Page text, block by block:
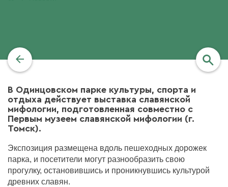
найти
В Одинцовском парке культуры, спорта и
отдыха действует выставка славянской
мифологии, подготовленная совместно с
Первым музеем славянской мифологии (г.
Томск).
Экспозиция размещена вдоль пешеходных дорожек
парка, и посетители могут разнообразить свою
прогулку, остановившись и проникнувшись культурой
древних славян.